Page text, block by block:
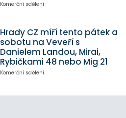
Komerční sdělení
Hrady CZ míří tento pátek a
sobotu na Veveří s
Danielem Landou, Mirai,
Rybičkami 48 nebo Mig 21
Komerční sdělení